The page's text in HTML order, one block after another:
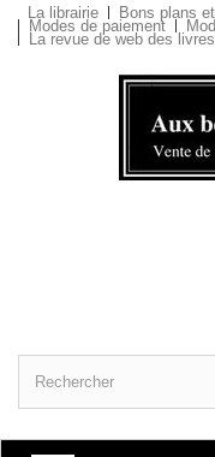
La librairie Bons plans
Modes de paiement
La revue de web des livres